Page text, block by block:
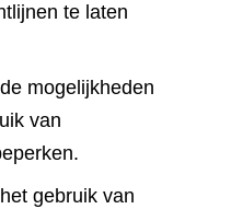
te laten
mogelijkheden
van
gebruik van